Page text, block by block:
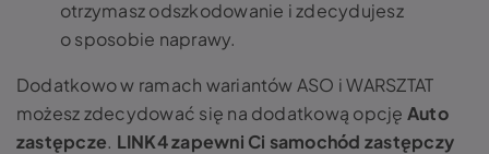
otrzymasz odszkodowanie i zdecydujesz
o sposobie naprawy.
Dodatkowo w ramach wariantów ASO i WARSZTAT
możesz zdecydować się na dodatkową opcję Auto
zastępcze. LINK4 zapewni Ci samochód zastępczy